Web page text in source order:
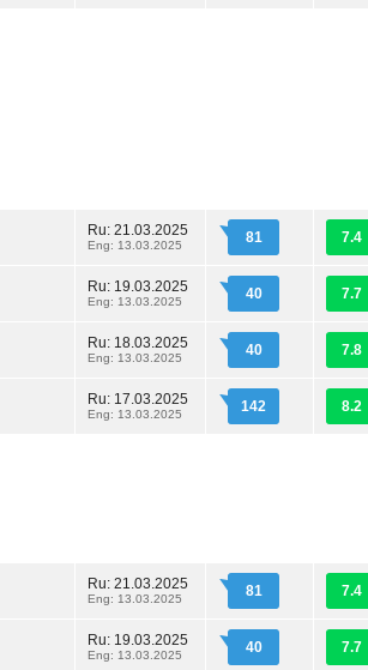
Ru: 21.03.2025
Eng: 13.03.2025 81 7.4
Ru: 19.03.2025
Eng: 13.03.2025 40 7.7
Ru: 18.03.2025
Eng: 13.03.2025 40 7.8
Ru: 17.03.2025
Eng: 13.03.2025 142 8.2
Ru: 21.03.2025
Eng: 13.03.2025 81 7.4
Ru: 19.03.2025
Eng: 13.03.2025 40 7.7